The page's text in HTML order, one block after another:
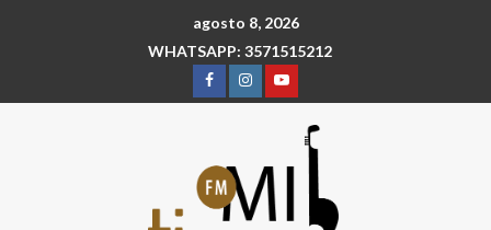
agosto 8, 2026
WHATSAPP: 3571515212